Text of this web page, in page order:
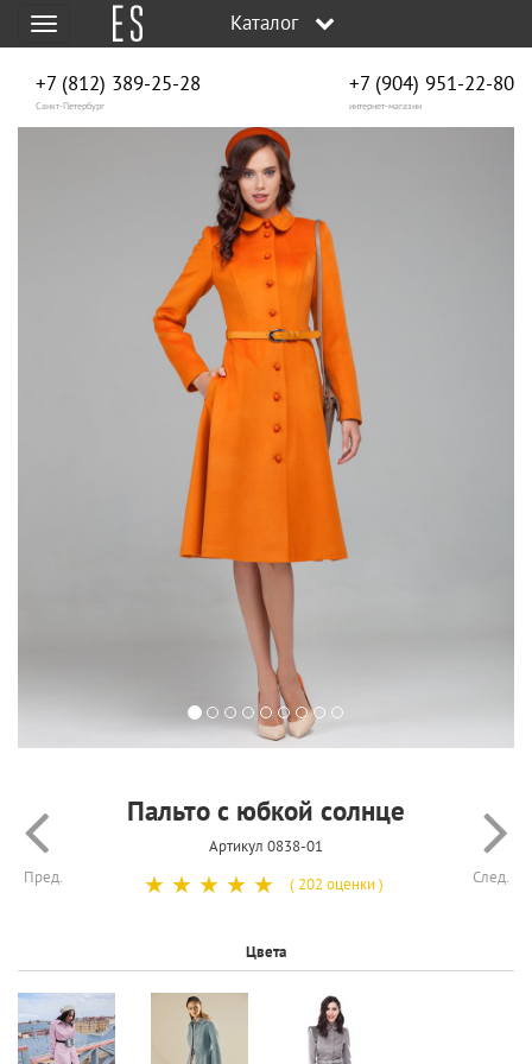
Меню Каталог
+7 (812) 389-25-28
Санкт-Петербург
+7 (904) 951‑22‑80
интернет-магазин
Пред.
Пальто с юбкой солнце
Артикул 0838-01
След.
☆
☆
☆
☆
☆ ( 202 оценки )
Цвета